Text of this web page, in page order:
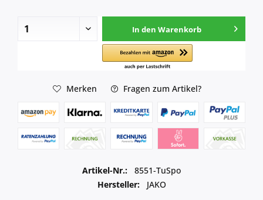
In den Warenkorb
Merken Fragen zum Artikel?
Artikel-Nr.:
8551-TuSpo
Hersteller:
JAKO